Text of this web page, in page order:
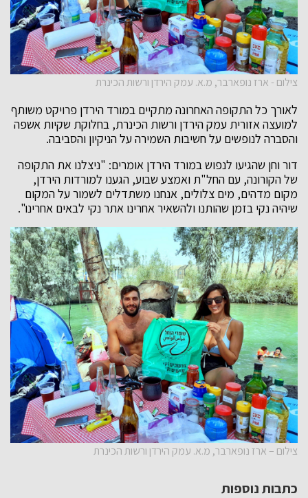
צילום - ארז נופארבר, מ.א. עמק הירדן ורשות הכינרת
לאורך כל התקופה האחרונה מתקיים במורד הירדן פרויקט משותף
למועצה אזורית עמק הירדן ורשות הכינרת, בחלוקת שקיות אשפה
והסברה לנופשים על חשיבות השמירה על הניקיון והסביבה.
דור וחן שהגיעו לנפוש במורד הירדן אומרים: "ניצלנו את התקופה
של הקורונה, עם החל"ת ואמצע שבוע, הגענו למורדות הירדן,
מקום מדהים, מים צלולים, אנחנו משתדלים לשמור על המקום
שיהיה נקי בזמן שהותנו ולהשאיר אחרינו אתר נקי לבאים אחרינו".
צילום – ארז נופארבר, מ.א. עמק הירדן ורשות הכינרת
כתבות נוספות